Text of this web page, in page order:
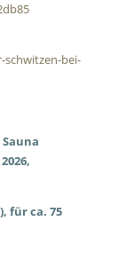
schwitzen-bei-
Sauna
für ca. 75